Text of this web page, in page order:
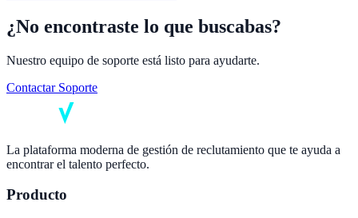
¿No encontraste lo que buscabas?
Nuestro equipo de soporte está listo para ayudarte.
Contactar Soporte
La plataforma moderna de gestión de reclutamiento que te ayuda a
encontrar el talento perfecto.
Producto